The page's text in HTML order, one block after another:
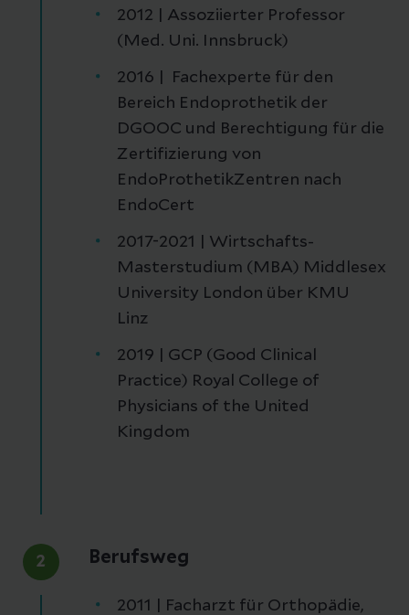
2012 | Assoziierter Professor
(Med. Uni. Innsbruck)
2016 | Fachexperte für den
Bereich Endoprothetik der
DGOOC und Berechtigung für die
Zertifizierung von
EndoProthetikZentren nach
EndoCert
2017-2021 | Wirtschafts-
Masterstudium (MBA) Middlesex
University London über KMU
Linz
2019 | GCP (Good Clinical
Practice) Royal College of
Physicians of the United
Kingdom
2 Berufsweg
2011 | Facharzt für Orthopädie,